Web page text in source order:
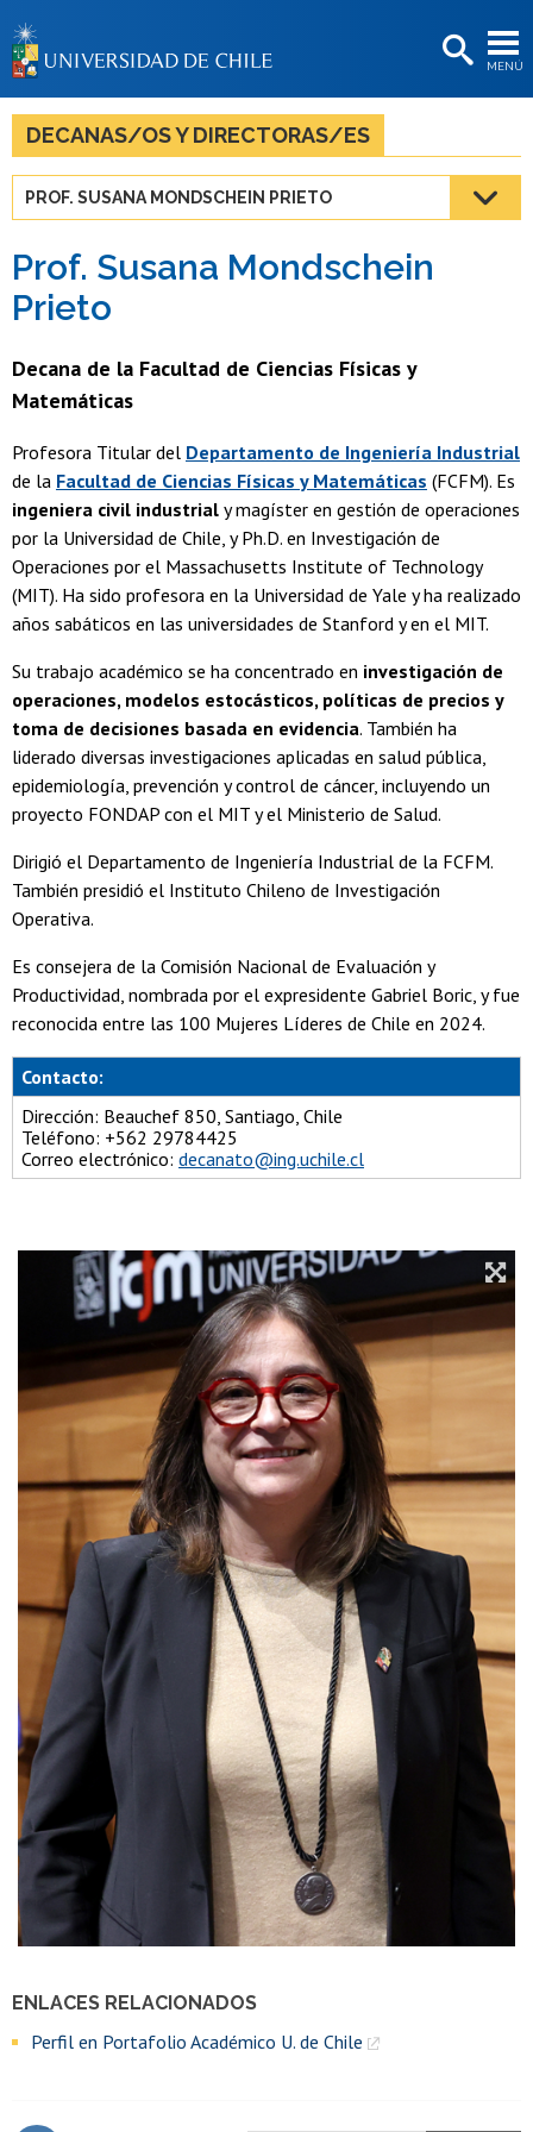
MENÚ
BIBLIOTECAS
LA UNIVERSIDAD
Estudiantes
Académicas/os
Egresadas/os
DECANAS/OS Y DIRECTORAS/ES
PROF. SUSANA MONDSCHEIN PRIETO
Prof. Susana Mondschein
Prieto
Decana de la Facultad de Ciencias Físicas y
Matemáticas
ENLACES RELACIONADOS
Perfil en Portafolio Académico U. de Chile
Profesora Titular del Departamento de Ingeniería Industrial
de la Facultad de Ciencias Físicas y Matemáticas (FCFM). Es
ingeniera civil industrial y magíster en gestión de operaciones
por la Universidad de Chile, y Ph.D. en Investigación de
Operaciones por el Massachusetts Institute of Technology
(MIT). Ha sido profesora en la Universidad de Yale y ha realizado
años sabáticos en las universidades de Stanford y en el MIT.
Su trabajo académico se ha concentrado en investigación de
operaciones, modelos estocásticos, políticas de precios y
toma de decisiones basada en evidencia. También ha
liderado diversas investigaciones aplicadas en salud pública,
epidemiología, prevención y control de cáncer, incluyendo un
proyecto FONDAP con el MIT y el Ministerio de Salud.
Dirigió el Departamento de Ingeniería Industrial de la FCFM.
También presidió el Instituto Chileno de Investigación
Operativa.
Es consejera de la Comisión Nacional de Evaluación y
Productividad, nombrada por el expresidente Gabriel Boric, y fue
reconocida entre las 100 Mujeres Líderes de Chile en 2024.
Contacto:
Dirección: Beauchef 850, Santiago, Chile
Teléfono: +562 29784425
Correo electrónico: decanato@ing.uchile.cl